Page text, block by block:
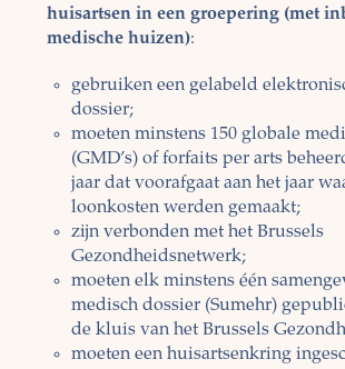
huisartsen in een groepering (met
medische huizen):
gebruiken een gelabeld
dossier;
moeten minstens 150 globale
(GMD’s) of forfaits per arts
jaar dat voorafgaat aan het jaar
loonkosten werden gemaakt;
zijn verbonden met het Brussels
Gezondheidsnetwerk;
moeten elk minstens één
medisch dossier (Sumehr)
de kluis van het Brussels
moeten een huisartsenkring